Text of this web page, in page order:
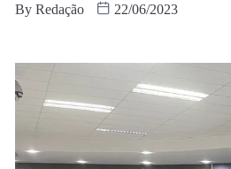
By Redação 22/06/2023